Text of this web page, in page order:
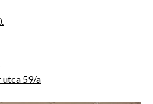
utca 59/a